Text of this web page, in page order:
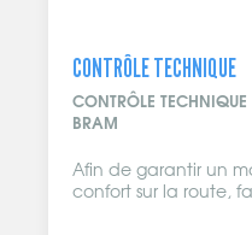
CONTRÔLE TECHNIQUE
CONTRÔLE TECHNIQUE
BRAM
Afin de garantir un
confort sur la route,